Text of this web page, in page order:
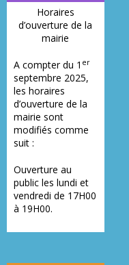
Horaires
d’ouverture de la
mairie
A compter du 1 er
septembre 2025,
les horaires
d’ouverture de la
mairie sont
modifiés comme
suit :
Ouverture au
public les lundi et
vendredi de 17H00
à 19H00.